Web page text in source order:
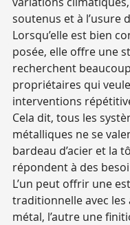
soutenus et à l’usure
Lorsqu’elle est bien
posée, elle offre une
recherchent
propriétaires qui
interventions
Cela dit, tous les
métalliques ne se
bardeau d’acier et la
répondent à des
L’un peut offrir une
traditionnelle avec les
métal, l’autre une